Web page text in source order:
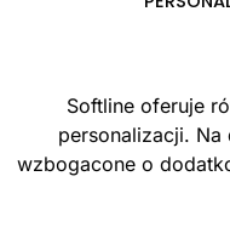
Softline oferuje
personalizacji.
wzbogacone o